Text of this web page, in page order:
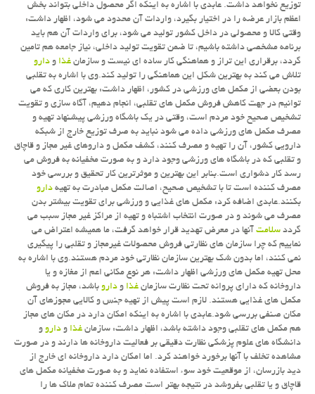
توزیع نخواهد داشت. عابدی با اشاره به اینكه اگر محصول داخلی بتواند بخش
اعظم بازار عرضه را در اختیار بگیرد، واردات آن محدود می شود، اظهار داشت:
وقتی كالا و محصولی در داخل كشور تولید می شود، برای واردات آن هم باید
برنامه مشخصی داشته باشیم، تا ضمن تقویت تولید داخلی، نیاز جامعه هم تامین
گردد، برقراری این تراز و هماهنگی كار ساده ای نیست و سازمانغذاودارو
تلاش می كند به بهترین شكل این هماهنگی را تولید كند.وی با اشاره به تقلبی
بودن بعضی از مكمل های ورزشی در كشور، اظهار داشت: بهترین كاری كه می
توانیم در جهت كاهش فروش مكمل های تقلبی، انجام دهیم، آگاه سازی و تقویت
تشخیص صحیح خود مردم است، وقتی در یك باشگاه ورزشی پیشنهاد تهیه و
مصرف مكمل های ورزشی داده می شود نباید به صرف توزیع خارج از شبكه
دارویی كشور، آن را تهیه و مصرف كنند، كشف مكمل و داروهای غیر مجاز و قاچاق
و تقلبی كه در باشگاه های ورزشی وجود دارد و به صورت مخفیانه به فروش می
رسد كار دشواری است.بنابر این بهترین و موثرترین كار تحقیق و بررسی خود
مصرف كننده است تا با تشخیص صحیح، اصالت مكمل مبادرت به تهیهدارو
بكنند.عابدی اضافه كرد: مكمل های غذایی و ورزشی برای تقویت بیشتر بدن
مصرف می شوند و در صورت انتخاب اشتباه و تهیه از مراكز غیر مجاز سبب می
گرددسلامتآنها در معرض تهدید قرار خواهد گرفت، ما همیشه اعتراض می
نماییم كه چرا سازمان های نظارتی فروش محصولات غیرمجاز و تقلبی را پیگیری
نمی كنند، اما بدون شك بهترین سازمان نظارتی خود مردم هستند.وی با اشاره به
محل تهیه مكمل های ورزشی اظهار داشت: هر نوع مكانی اعم از مغازه و یا
داروخانه كه دارای پروانه تحت نظارت سازمانغذاوداروباشد، مجاز به فروش
مكمل های غذایی هستند. لازم است پیش از تهیه جنس و كالایی مجوزهای آن
مكان صنفی بررسی شود.عابدی با اشاره به اینكه امكان دارد در مكان های مجاز
هم مكمل های تقلبی وجود داشته باشد، اظهار داشت: سازمانغذاوداروو
دانشگاه های علوم پزشكی نظارت دقیقی بر فعالیت داروخانه ها دارند و در صورت
مشاهده تخلف با آنها برخورد خواهند كرد. اما امكان دارد داروخانه ای خارج از
دید بازرسان، از موقعیت خود سوء استفاده نماید و به صورت مخفیانه مكمل های
قاچاق و یا تقلبی بفروشد در نتیجه بهتر است مصرف كننده تمام ملاك ها را